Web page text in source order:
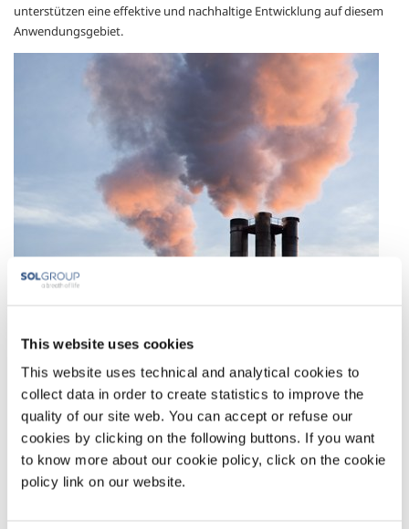
This website uses cookies
This website uses technical and analytical cookies to
collect data in order to create statistics to improve the
quality of our site web. You can accept or refuse our
cookies by clicking on the following buttons. If you want
to know more about our cookie policy, click on the cookie
policy link on our website.
unterstützen eine effektive und nachhaltige Entwicklung auf diesem
Anwendungsgebiet.
Serviceleistungen
Stickstoffeigenerzeugung- NitroSOL
Sauerstoffeigenerzeugung